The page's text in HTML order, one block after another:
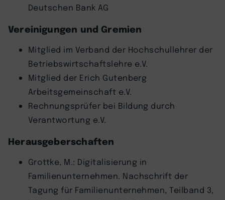
Deutschen Bank AG
Vereinigungen und Gremien
Mitglied im Verband der Hochschullehrer der
Betriebswirtschaftslehre e.V.
Mitglied der Erich Gutenberg
Arbeitsgemeinschaft e.V.
Rechnungsprüfer bei Bildung durch
Verantwortung e.V.
Herausgeberschaften
Grottke, M.: Digitalisierung in
Familienunternehmen. Nachschrift der
Tagung für Familienunternehmen, Teilband 3,